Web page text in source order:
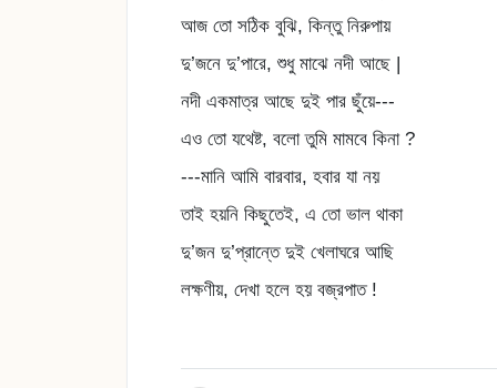
আজ তো সঠিক বুঝি, কিন্তু নিরুপায়
দু’জনে দু’পারে, শুধু মাঝে নদী আছে |
নদী একমাত্র আছে দুই পার ছুঁয়ে---
এও তো যথেষ্ট, বলো তুমি মামবে কিনা ?
---মানি আমি বারবার, হবার যা নয়
তাই হয়নি কিছুতেই, এ তো ভাল থাকা
দু’জন দু’প্রান্তে দুই খেলাঘরে আছি
লক্ষণীয়, দেখা হলে হয় বজ্রপাত !